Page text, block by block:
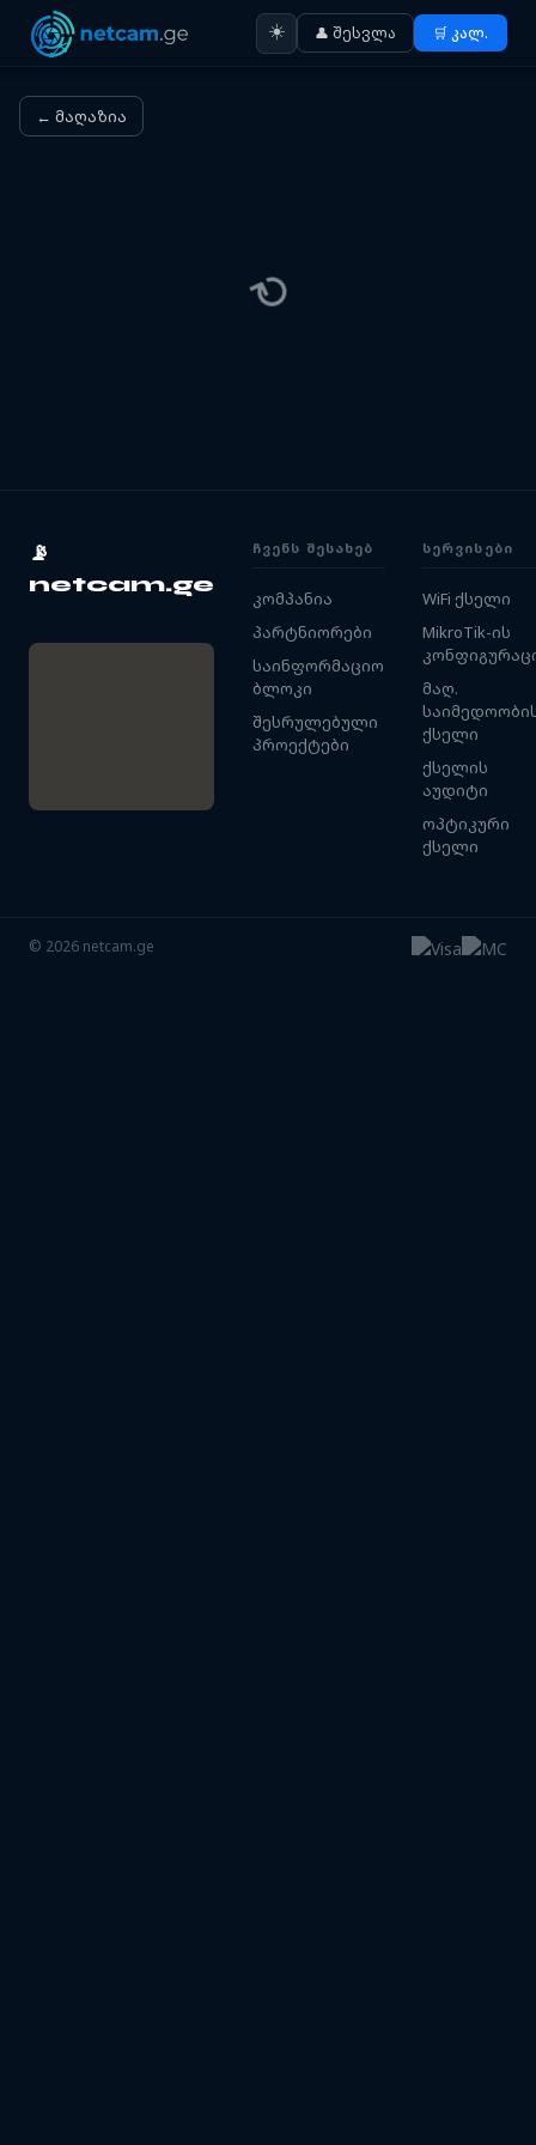
☀️ 👤 შესვლა 🛒 კალ.
← მაღაზია
⟳
📡
netcam.ge
ᲩᲕᲔᲜᲡ ᲨᲔᲡᲐᲮᲔᲑ
კომპანია
პარტნიორები
საინფორმაციო
ბლოკი
შესრულებული
პროექტები
ᲡᲔᲠᲕᲘᲡᲔᲑᲘ
WiFi ქსელი
MikroTik-ის
მაღ.
ქსელი
ქსელის
აუდიტი
ოპტიკური
ქსელი
© 2026 netcam.ge